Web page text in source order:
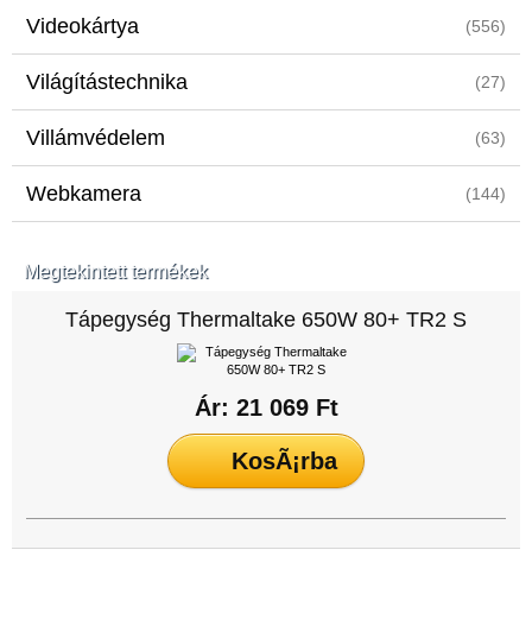
Videokártya (556)
Világítástechnika (27)
Villámvédelem (63)
Webkamera (144)
Megtekintett termékek
Tápegység Thermaltake 650W 80+ TR2 S
Ár: 21 069 Ft